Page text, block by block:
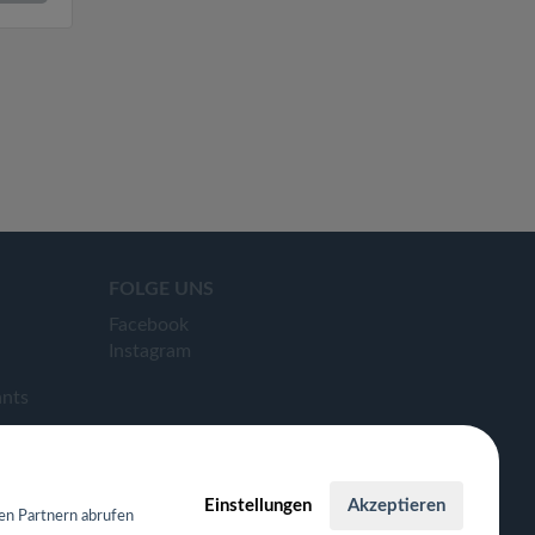
FOLGE UNS
Facebook
Instagram
Partnern abrufen
Einstellungen Akzeptieren